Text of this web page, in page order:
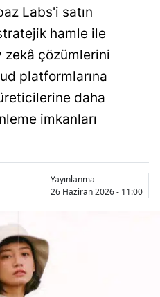
Aydın
Balıkesir
Bilecik
Bingöl
Bolu
Burdur
Labs'i satın
hamle ile
zekâ çözümlerini
platformlarına
daha
imkanları
Yayınlanma
26 Haziran 2026 - 11:00